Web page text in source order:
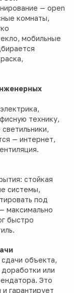
— open
комнаты,
мобильные
технику,
— интернет,
стойкая
системы,
под
максимально
быстро
объекта,
или
Это
гарантирует